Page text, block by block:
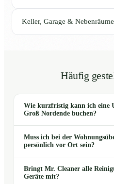
Keller, Garage & Nebenräume
Häufig
Wie kurzfristig kann ich eine
Groß Nordende buchen?
Muss ich bei der
persönlich vor Ort sein?
Bringt Mr. Cleaner alle
Geräte mit?